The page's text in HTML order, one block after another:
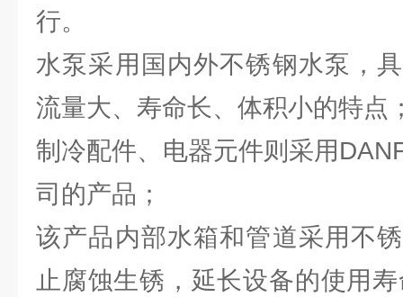
行。
水泵采用国内外不锈钢水泵，
流量大、寿命长、体积小的特点
制冷配件、电器元件则采用
司的产品；
该产品内部水箱和管道采用不
止腐蚀生锈，延长设备的使用